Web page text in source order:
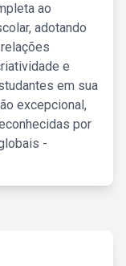
ao
adotando
e
em sua
excepcional,
por
-